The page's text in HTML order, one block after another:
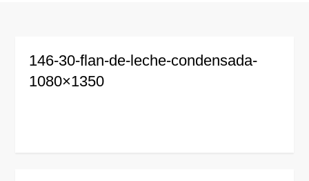
146-30-flan-de-leche-condensada-
1080×1350